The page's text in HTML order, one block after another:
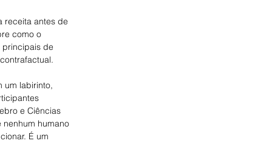
receita antes de
como o
de
um labirinto,
e Ciências
nenhum humano
É um